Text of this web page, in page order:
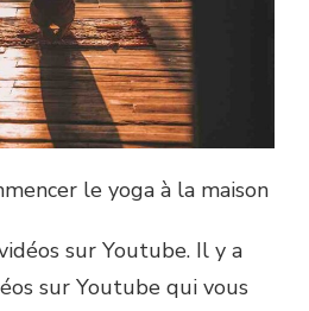
le yoga à la maison
sur Youtube. Il y a
sur Youtube qui vous